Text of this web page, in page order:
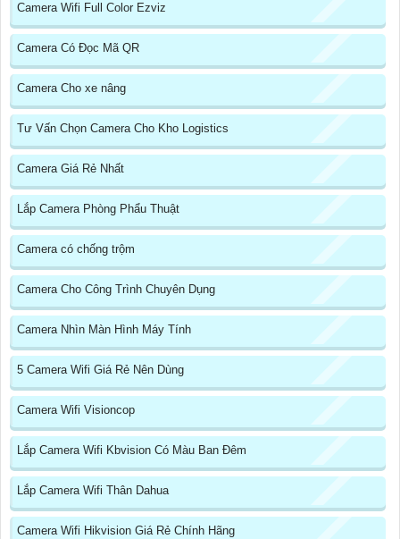
Camera Wifi Full Color Ezviz
Camera Có Đọc Mã QR
Camera Cho xe nâng
Tư Vấn Chọn Camera Cho Kho Logistics
Camera Giá Rẻ Nhất
Lắp Camera Phòng Phẩu Thuật
Camera có chống trộm
Camera Cho Công Trình Chuyên Dụng
Camera Nhìn Màn Hình Máy Tính
5 Camera Wifi Giá Rẻ Nên Dùng
Camera Wifi Visioncop
Lắp Camera Wifi Kbvision Có Màu Ban Đêm
Lắp Camera Wifi Thân Dahua
Camera Wifi Hikvision Giá Rẻ Chính Hãng